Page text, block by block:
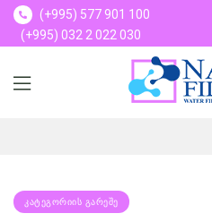
(+995) 577 901 100
(+995) 032 2 022 030
ᲙᲐᲢᲔᲒᲝᲠᲘᲘᲡ ᲒᲐᲠᲔᲨᲔ